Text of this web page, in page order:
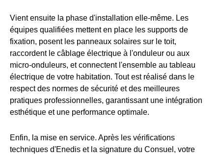
Vient ensuite la phase d'installation elle-même. Les
équipes qualifiées mettent en place les supports de
fixation, posent les panneaux solaires sur le toit,
raccordent le câblage électrique à l'onduleur ou aux
micro-onduleurs, et connectent l'ensemble au tableau
électrique de votre habitation. Tout est réalisé dans le
respect des normes de sécurité et des meilleures
pratiques professionnelles, garantissant une intégration
esthétique et une performance optimale.
Enfin, la mise en service. Après les vérifications
techniques d'Enedis et la signature du Consuel, votre